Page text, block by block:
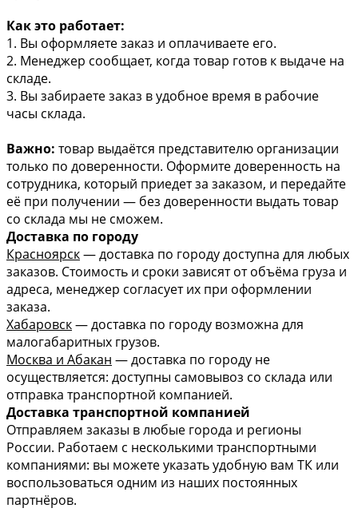
Как это работает:
1. Вы оформляете заказ и оплачиваете его.
2. Менеджер сообщает, когда товар готов к выдаче на
складе.
3. Вы забираете заказ в удобное время в рабочие
часы склада.
Важно: товар выдаётся представителю организации
только по доверенности. Оформите доверенность на
сотрудника, который приедет за заказом, и передайте
её при получении — без доверенности выдать товар
со склада мы не сможем.
Доставка по городу
Красноярск— доставка по городу доступна для любых
заказов. Стоимость и сроки зависят от объёма груза и
адреса, менеджер согласует их при оформлении
заказа.
Хабаровск— доставка по городу возможна для
малогабаритных грузов.
Москва и Абакан — доставка по городу не
осуществляется: доступны самовывоз со склада или
отправка транспортной компанией.
Доставка транспортной компанией
Отправляем заказы в любые города и регионы
России. Работаем с несколькими транспортными
компаниями: вы можете указать удобную вам ТК или
воспользоваться одним из наших постоянных
партнёров.